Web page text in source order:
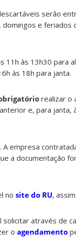
serão
e
11h às 13h30 para
às 18h para janta.
realizar o
e, para janta,
A empresa
a documentação
no site do RU,
solicitar através de
o agendamento